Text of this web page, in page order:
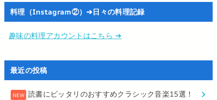
料理（Instagram②）➔日々の料理記録
趣味の料理アカウントはこちら ➔
最近の投稿
読書にピッタリのおすすめクラシック音楽15選！